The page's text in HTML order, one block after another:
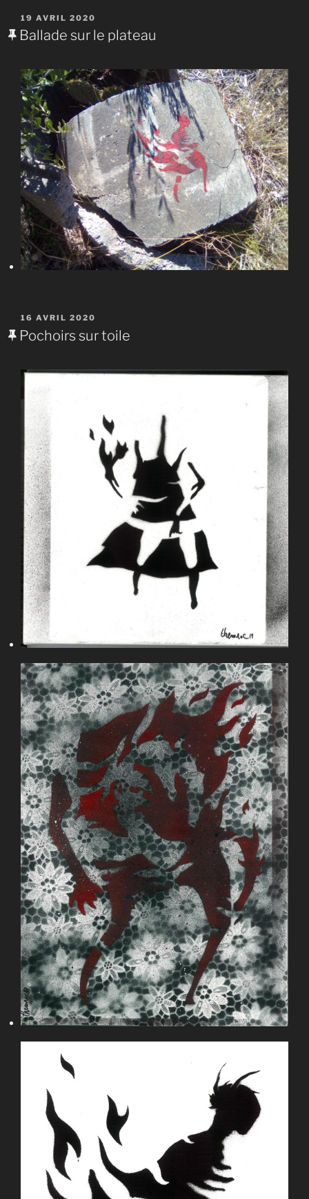
PUBLIÉ
LE
19 AVRIL 2020
Ballade sur le plateau
PUBLIÉ
LE
16 AVRIL 2020
Pochoirs sur toile